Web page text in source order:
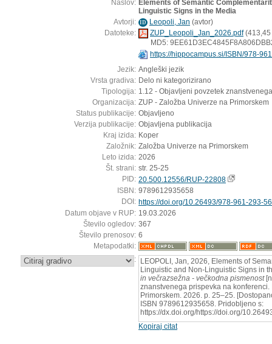
Naslov: Elements of Semantic
Linguistic Signs in the Media
Avtorji: ID Leopoli, Jan (avtor)
Datoteke:
ZUP_Leopoli_Jan_2026.pdf(413,45
MD5:
https://hippocampus.si/ISBN/978-
Jezik: Angleški jezik
Vrsta gradiva: Delo ni kategorizirano
Tipologija: 1.12 - Objavljeni povzetek
Organizacija: ZUP - Založba Univerze na Primorskem
Status publikacije: Objavljeno
Verzija publikacije: Objavljena publikacija
Kraj izida: Koper
Založnik: Založba Univerze na Primorskem
Leto izida: 2026
Št. strani: str. 25-25
PID: 20.500.12556/RUP-22808
ISBN: 9789612935658
DOI: https://doi.org/10.26493/978-961-293-
Datum objave v RUP: 19.03.2026
Število ogledov: 367
Število prenosov: 6
Metapodatki:
: LEOPOLI, Jan, 2026, Elements of
Linguistic and Non-Linguistic Signs in
in večrazsežna - večkodna pismenost
znanstvenega prispevka na
Primorskem. 2026. p. 25–25.
ISBN 9789612935658. Pridobljeno s:
https://dx.doi.org/https://doi.org/
Kopiraj citat